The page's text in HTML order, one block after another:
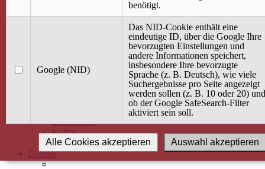
Gemeinsam unterwegs
wirFAIRändern
Angebot / Kurs suchen
Babybauch & Elternschaft
Gesundheit
Kultur
Alle Kurse
Dienste
benötigt.
Google (NID)
Das NID-Cookie enthält eine
eindeutige ID, über die Google Ihre
bevorzugten Einstellungen und
andere Informationen speichert,
insbesondere Ihre bevorzugte
Sprache (z. B. Deutsch), wie viele
Suchergebnisse pro Seite angezeigt
werden sollen (z. B. 10 oder 20) und
ob der Google SafeSearch-Filter
aktiviert sein soll.
Auswahl akzeptieren
Alle Cookies akzeptieren